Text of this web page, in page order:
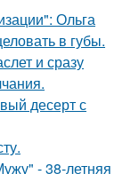
Ольга
в губы.
и сразу
десерт с
- 38-летняя